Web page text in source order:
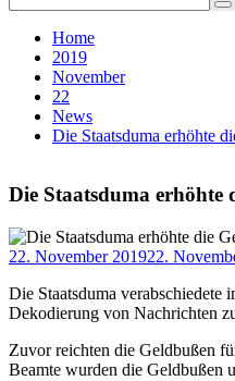
for:
Home
2019
November
22
News
Die Staatsduma erhöhte
Die Staatsduma erhöhte
22. November 201922.
Die Staatsduma
Dekodierung von Nachrichten
Zuvor reichten die Geldbußen
Beamte wurden die Geldbußen